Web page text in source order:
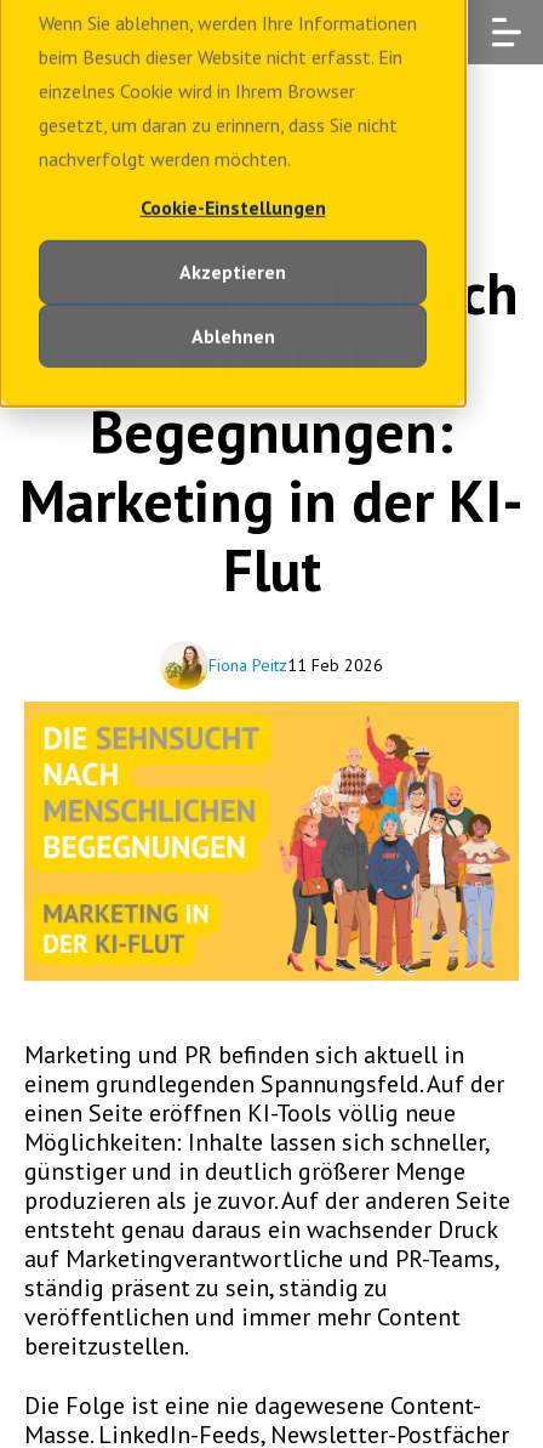
Wenn Sie ablehnen, werden Ihre Informationen
beim Besuch dieser Website nicht erfasst. Ein
einzelnes Cookie wird in Ihrem Browser
gesetzt, um daran zu erinnern, dass Sie nicht
nachverfolgt werden möchten.
Cookie-Einstellungen
Akzeptieren
Ablehnen
Die Sehnsucht nach
menschlichen
Begegnungen:
Marketing in der KI-
Flut
11 Feb 2026
Fiona Peitz
Marketing und PR befinden sich aktuell in
einem grundlegenden Spannungsfeld. Auf der
einen Seite eröffnen KI-Tools völlig neue
Möglichkeiten: Inhalte lassen sich schneller,
günstiger und in deutlich größerer Menge
produzieren als je zuvor. Auf der anderen Seite
entsteht genau daraus ein wachsender Druck
auf Marketingverantwortliche und PR-Teams,
ständig präsent zu sein, ständig zu
veröffentlichen und immer mehr Content
bereitzustellen.
Die Folge ist eine nie dagewesene Content-
Masse. LinkedIn-Feeds, Newsletter-Postfächer